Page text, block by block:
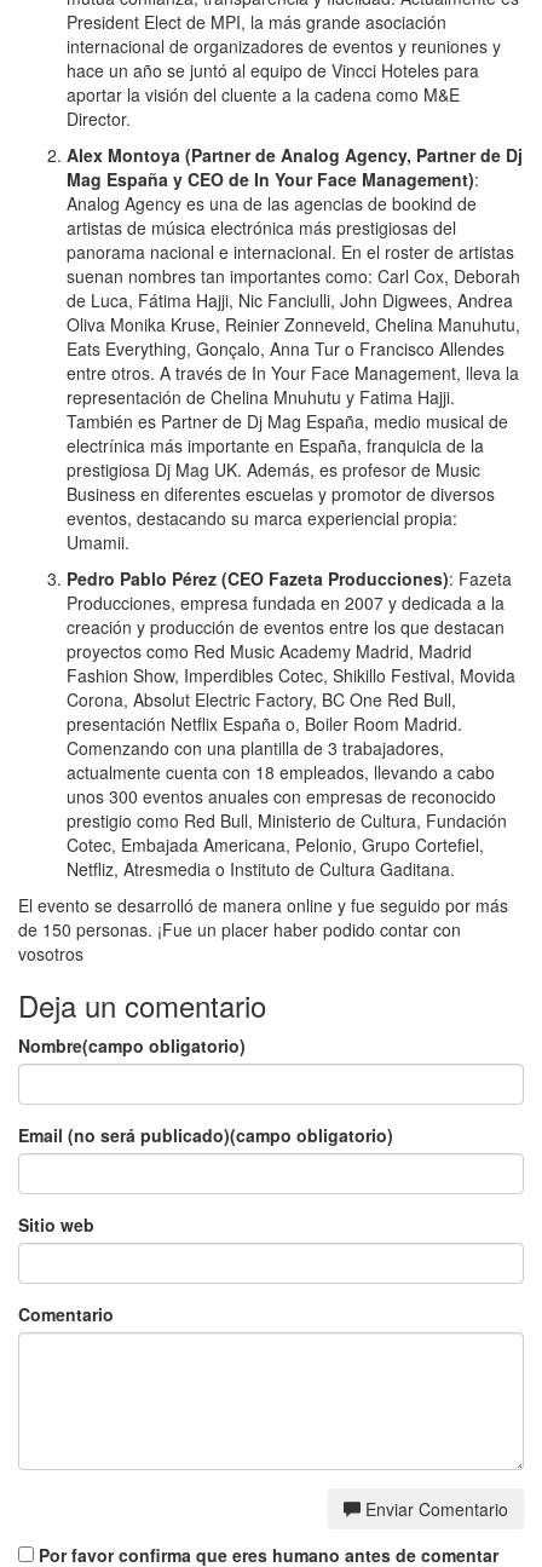
President Elect de MPI, la más grande asociación
internacional de organizadores de eventos y reuniones y
hace un año se juntó al equipo de Vincci Hoteles para
aportar la visión del cluente a la cadena como M&E
Director.
Alex Montoya (Partner de Analog Agency, Partner de Dj
Mag España y CEO de In Your Face Management):
Analog Agency es una de las agencias de bookind de
artistas de música electrónica más prestigiosas del
panorama nacional e internacional. En el roster de artistas
suenan nombres tan importantes como: Carl Cox, Deborah
de Luca, Fátima Hajji, Nic Fanciulli, John Digwees, Andrea
Oliva Monika Kruse, Reinier Zonneveld, Chelina Manuhutu,
Eats Everything, Gonçalo, Anna Tur o Francisco Allendes
entre otros. A través de In Your Face Management, lleva la
representación de Chelina Mnuhutu y Fatima Hajji.
También es Partner de Dj Mag España, medio musical de
electrínica más importante en España, franquicia de la
prestigiosa Dj Mag UK. Además, es profesor de Music
Business en diferentes escuelas y promotor de diversos
eventos, destacando su marca experiencial propia:
Umamii.
Pedro Pablo Pérez (CEO Fazeta Producciones): Fazeta
Producciones, empresa fundada en 2007 y dedicada a la
creación y producción de eventos entre los que destacan
proyectos como Red Music Academy Madrid, Madrid
Fashion Show, Imperdibles Cotec, Shikillo Festival, Movida
Corona, Absolut Electric Factory, BC One Red Bull,
presentación Netflix España o, Boiler Room Madrid.
Comenzando con una plantilla de 3 trabajadores,
actualmente cuenta con 18 empleados, llevando a cabo
unos 300 eventos anuales con empresas de reconocido
prestigio como Red Bull, Ministerio de Cultura, Fundación
Cotec, Embajada Americana, Pelonio, Grupo Cortefiel,
Netfliz, Atresmedia o Instituto de Cultura Gaditana.
El evento se desarrolló de manera online y fue seguido por más
de 150 personas. ¡Fue un placer haber podido contar con
vosotros
Deja un comentario
Nombre(campo obligatorio)
Email (no será publicado)(campo obligatorio)
Sitio web
Comentario
Enviar Comentario
Por favor confirma que eres humano antes de comentar